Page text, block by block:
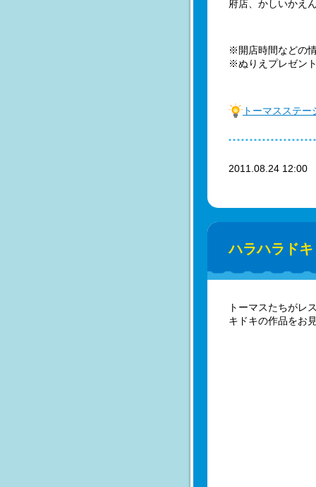
府店、かしいかえ
※開店時間などの
※ぬりえプレゼン
トーマスステ
2011.08.24
ハラハラド
トーマスたちがレ
キドキの作品をお